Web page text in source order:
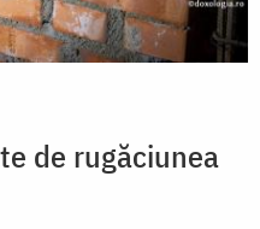
de rugăciunea